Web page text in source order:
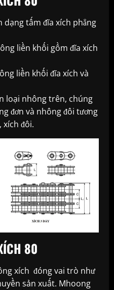
dạng tấm đĩa xích phẳng
liền khối gồm đĩa xích
liền khối đĩa xích và
loại nhông trên, chúng
đơn và nhông đôi tương
xích đôi.
80
xích đóng vai trò như
sản xuất. Mhoong